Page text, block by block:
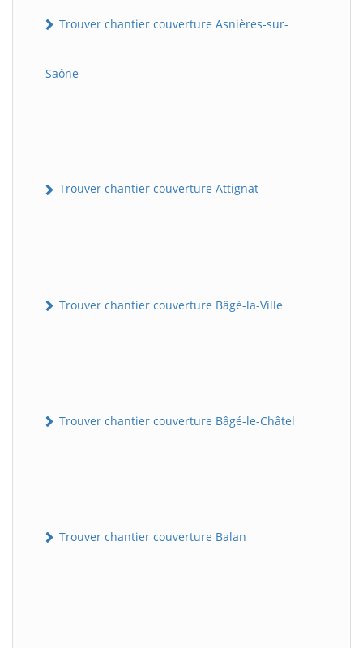
Trouver chantier couverture Asnières-sur-
Saône
Trouver chantier couverture Attignat
Trouver chantier couverture Bâgé-la-Ville
Trouver chantier couverture Bâgé-le-Châtel
Trouver chantier couverture Balan